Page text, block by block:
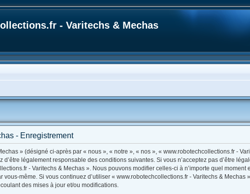
- Varitechs & Mechas
- Enregistrement
» (désigné ci-après par « nous », « notre », « nos », « www.robotechcollections.fr -
légalement responsable des conditions suivantes. Si vous n’acceptez pas d’être
- Varitechs & Mechas ». Nous pouvons modifier celles-ci à n’importe quel moment
même. Si vous continuez d’utiliser « www.robotechcollections.fr - Varitechs &
des mises à jour et/ou modifications.